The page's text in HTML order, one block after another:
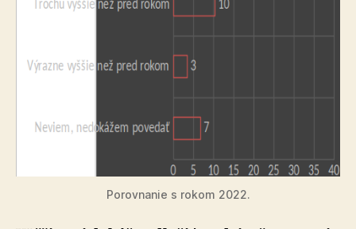
Porovnanie s rokom 2022.